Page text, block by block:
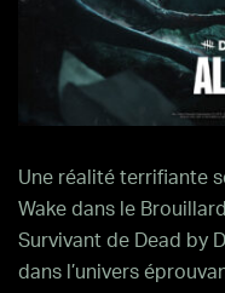
Une réalité terrifiante
Wake dans le
Survivant de Dead by
dans l’univers